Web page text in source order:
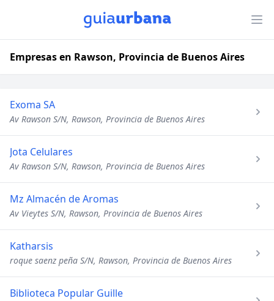
Empresas en Rawson, Provincia de Buenos Aires
Exoma SA
Av Rawson S/N, Rawson, Provincia de Buenos Aires
Jota Celulares
Av Rawson S/N, Rawson, Provincia de Buenos Aires
Mz Almacén de Aromas
Av Vieytes S/N, Rawson, Provincia de Buenos Aires
Katharsis
roque saenz peña S/N, Rawson, Provincia de Buenos Aires
Biblioteca Popular Guille